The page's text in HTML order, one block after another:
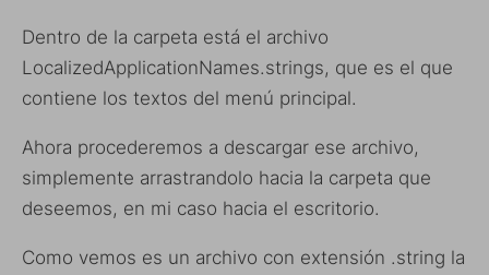
Dentro de la carpeta está el archivo
LocalizedApplicationNames.strings, que es el que
contiene los textos del menú principal.
Ahora procederemos a descargar ese archivo,
simplemente arrastrandolo hacia la carpeta que
deseemos, en mi caso hacia el escritorio.
Como vemos es un archivo con extensión .string la